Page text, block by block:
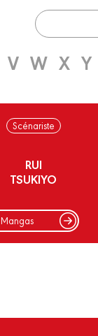
V W X Y
Scénariste
RUI
TSUKIYO
Mangas